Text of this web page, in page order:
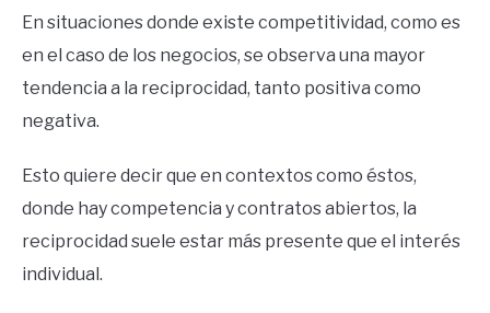
En situaciones donde existe competitividad, como es
en el caso de los negocios, se observa una mayor
tendencia a la reciprocidad, tanto positiva como
negativa.
Esto quiere decir que en contextos como éstos,
donde hay competencia y contratos abiertos, la
reciprocidad suele estar más presente que el interés
individual.